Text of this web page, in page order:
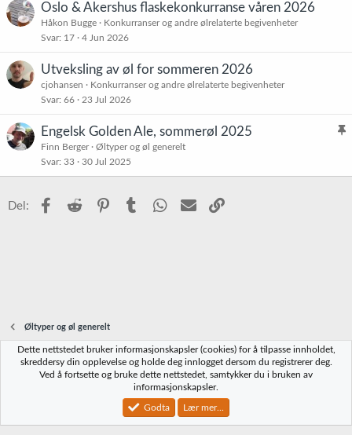
Oslo & Akershus flaskekonkurranse våren 2026
Håkon Bugge
Konkurranser og andre ølrelaterte begivenheter
Svar 17 4 Jun 2026
Utveksling av øl for sommeren 2026
cjohansen
Konkurranser og andre ølrelaterte begivenheter
Svar 66 23 Jul 2026
K
s
Engelsk Golden Ale, sommerøl 2025
Finn Berger
Øltyper og øl generelt
Svar 33 30 Jul 2025
Del: Facebook
Reddit PinterestTumblr WhatsApp
E-post
Øltyper og øl generelt
Norbrygg-default
Vilkår og regler Personvernregler
Community platform by XenForo® © 2010-2023 XenForo Ltd.
Dette nettstedet bruker informasjonskapsler (cookies) for å tilpasse innholdet,
skreddersy din opplevelse og holde deg innlogget dersom du registrerer deg.
Ved å fortsette og bruke dette nettstedet, samtykker du i bruken av
informasjonskapsler.
Godta Lær mer...